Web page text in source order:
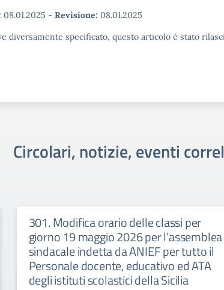
08.01.2025 - Revisione: 08.01.2025
diversamente specificato, questo articolo è stato
Circolari, notizie, eventi
301. Modifica orario delle classi per
giorno 19 maggio 2026 per l’assemblea
sindacale indetta da ANIEF per tutto il
Personale docente, educativo ed ATA
degli istituti scolastici della Sicilia